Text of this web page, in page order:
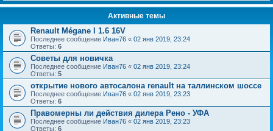
Активные темы
Renault Mégane I 1.6 16V
Последнее сообщение Иван76 « 02 янв 2019, 23:24
Ответы: 6
Советы для новичка
Последнее сообщение Иван76 « 02 янв 2019, 23:24
Ответы: 5
открытие нового автосалона renault на таллинском шоссе
Последнее сообщение Иван76 « 02 янв 2019, 23:23
Ответы: 6
Правомерны ли действия дилера Рено - УФА
Последнее сообщение Иван76 « 02 янв 2019, 23:23
Ответы: 6